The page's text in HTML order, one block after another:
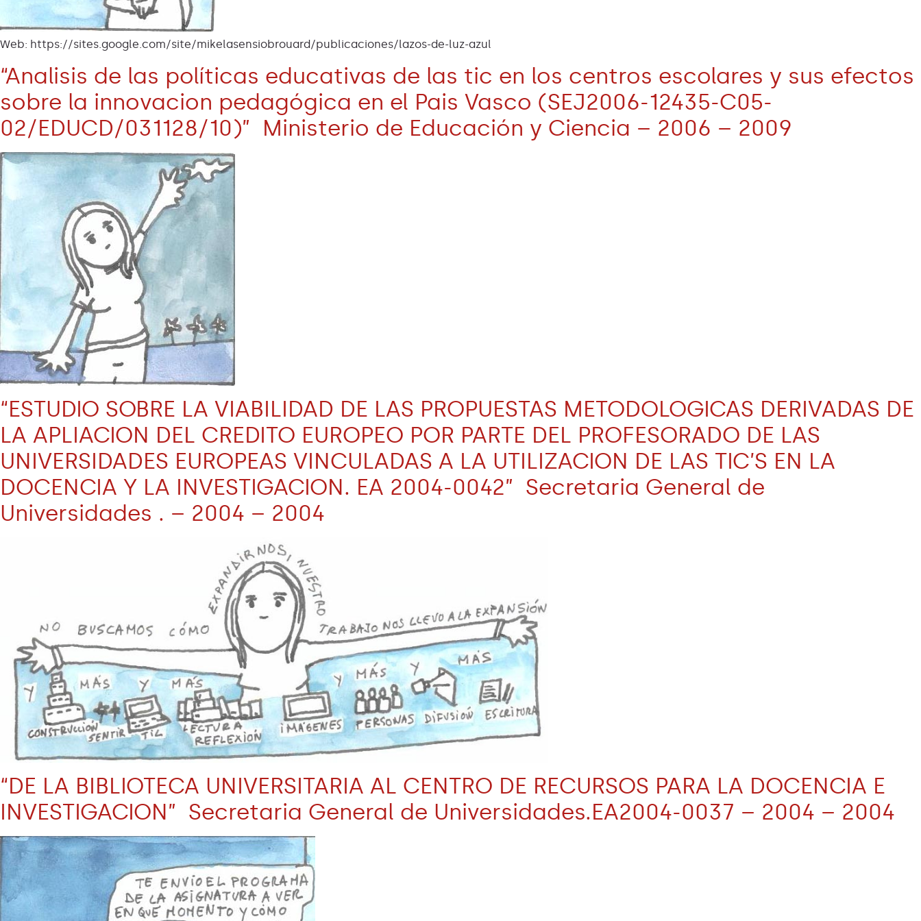
Web: https://sites.google.com/site/mikelasensiobrouard/publicaciones/lazos-de-luz-azul
“Analisis de las políticas educativas de las tic en los centros escolares y sus efectos
sobre la innovacion pedagógica en el Pais Vasco (SEJ2006-12435-C05-
02/EDUCD/031128/10)” Ministerio de Educación y Ciencia – 2006 – 2009
“ESTUDIO SOBRE LA VIABILIDAD DE LAS PROPUESTAS METODOLOGICAS DERIVADAS DE
LA APLIACION DEL CREDITO EUROPEO POR PARTE DEL PROFESORADO DE LAS
UNIVERSIDADES EUROPEAS VINCULADAS A LA UTILIZACION DE LAS TIC’S EN LA
DOCENCIA Y LA INVESTIGACION. EA 2004-0042” Secretaria General de
Universidades . – 2004 – 2004
“DE LA BIBLIOTECA UNIVERSITARIA AL CENTRO DE RECURSOS PARA LA DOCENCIA E
INVESTIGACION” Secretaria General de Universidades.EA2004-0037 – 2004 – 2004